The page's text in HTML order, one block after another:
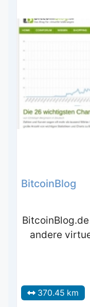
BitcoinBlog
andere
370.45 km